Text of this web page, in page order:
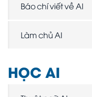
Báo chí viết về AI
Làm chủ AI
HỌC AI